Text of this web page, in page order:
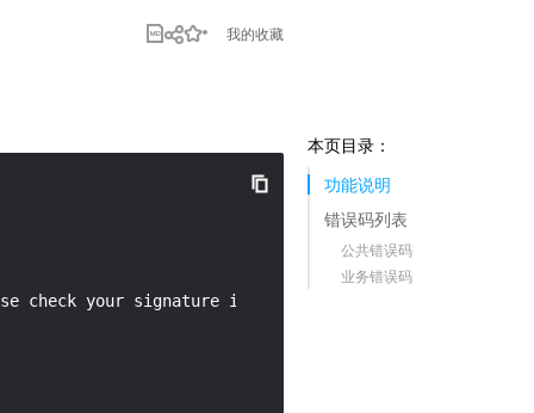
我的收藏
本页目录：
功能说明
错误码列表
公共错误码
业务错误码
check your signature is correct."